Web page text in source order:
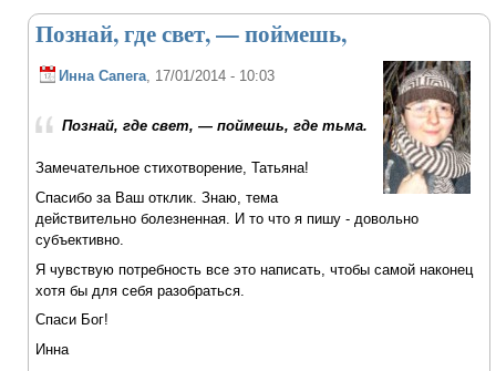
Познай, где свет, — поймешь,
Инна Сапега, 17/01/2014 - 10:03
Познай, где свет, — поймешь, где тьма.
Замечательное стихотворение, Татьяна!
Спасибо за Ваш отклик. Знаю, тема
действительно болезненная. И то что я пишу - довольно
субъективно.
Я чувствую потребность все это написать, чтобы самой наконец
хотя бы для себя разобраться.
Спаси Бог!
Инна